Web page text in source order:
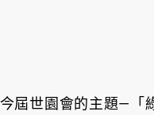
屆世園會的主題—「